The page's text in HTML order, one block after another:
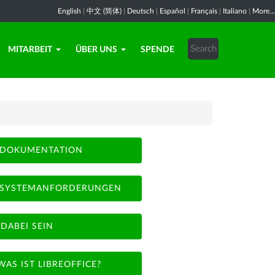
English 中文 (简体) Deutsch Español Français Italiano More...
MITARBEIT ÜBER UNS SPENDE
DOKUMENTATION
SYSTEMANFORDERUNGEN
DABEI SEIN
IST LIBREOFFICE?